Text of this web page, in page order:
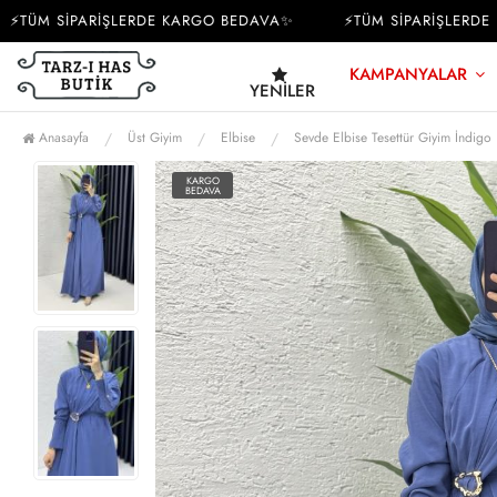
SİPARİŞLERDE KARGO BEDAVA✨ ⚡TÜM SİPARİŞLERDE
YENILER
KAMPANYALAR
Anasayfa Üst Giyim Elbise Sevde Elbise Tesettür Giyim İndigo
KARGO
BEDAVA